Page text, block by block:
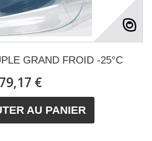
GRAND FROID -25°C
€
AU PANIER